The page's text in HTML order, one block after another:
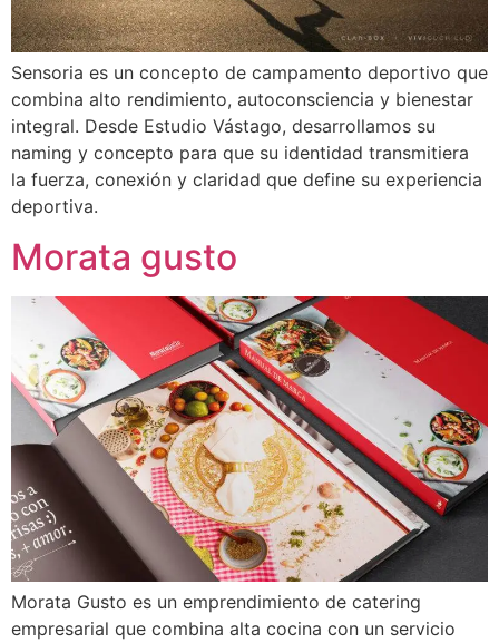
Sensoria es un concepto de campamento deportivo que
combina alto rendimiento, autoconsciencia y bienestar
integral. Desde Estudio Vástago, desarrollamos su
naming y concepto para que su identidad transmitiera
la fuerza, conexión y claridad que define su experiencia
deportiva.
Morata gusto
Morata Gusto es un emprendimiento de catering
empresarial que combina alta cocina con un servicio